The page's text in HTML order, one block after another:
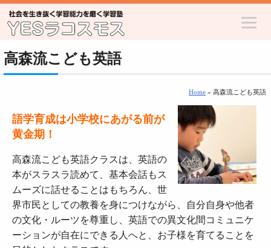
高森流こども英語
Home » 高森流こども英語
語学育成は小学校にあがる前が
黄金期！
高森流こども英語クラスは、英語の
本がスラスラ読めて、基本会話もス
ムーズに話せることはもちろん、世
界市民としての教養を身につけながら、自分自身や他者
の文化・ルーツを尊重し、英語での異文化間コミュニケ
ーションが自在にできる人へと、お子様を育てることを